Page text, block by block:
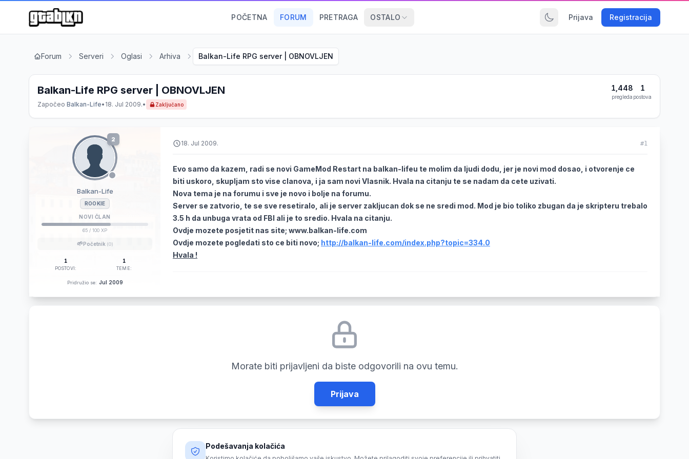
POČETNA FORUM PRETRAGA OSTALO Prijava Registracija
Forum Serveri Oglasi Arhiva Balkan-Life RPG server | OBNOVLJEN
Balkan-Life RPG server | OBNOVLJEN
Započeo Balkan-Life• 18. Jul 2009.• Zaključano
1,448
pregleda
1
postova
2
Balkan-Life
ROOKIE
NOVI ČLAN
65 / 100 XP
🌱Početnik (0)
1
POSTOVI:
1
TEME:
Pridružio se: Jul 2009
18. Jul 2009. #1
Evo samo da kazem, radi se novi GameMod Restart na balkan-lifeu te molim da ljudi dodu, jer je novi mod dosao, i otvorenje ce
biti uskoro, skupljam sto vise clanova, i ja sam novi Vlasnik. Hvala na citanju te se nadam da cete uzivati.
Nova tema je na forumu i sve je novo i bolje na forumu.
Server se zatvorio, te se sve resetiralo, ali je server zakljucan dok se ne sredi mod. Mod je bio toliko zbugan da je skripteru trebalo
3.5 h da unbuga vrata od FBI ali je to sredio. Hvala na citanju.
Ovdje mozete posjetit nas site; www.balkan-life.com
Ovdje mozete pogledati sto ce biti novo; http://balkan-life.com/index.php?topic=334.0
Hvala !
Morate biti prijavljeni da biste odgovorili na ovu temu.
Prijava
Podešavanja kolačića